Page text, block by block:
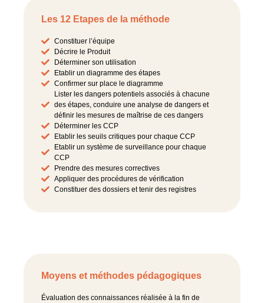
Les 12 Etapes de la méthode
Constituer l’équipe
Décrire le Produit
Déterminer son utilisation
Etablir un diagramme des étapes
Confirmer sur place le diagramme
Lister les dangers potentiels associés à chacune
des étapes, conduire une analyse de dangers et
définir les mesures de maîtrise de ces dangers
Déterminer les CCP
Etablir les seuils critiques pour chaque CCP
Etablir un système de surveillance pour chaque
CCP
Prendre des mesures correctives
Appliquer des procédures de vérification
Constituer des dossiers et tenir des registres
Moyens et méthodes pédagogiques
Évaluation des connaissances réalisée à la fin de